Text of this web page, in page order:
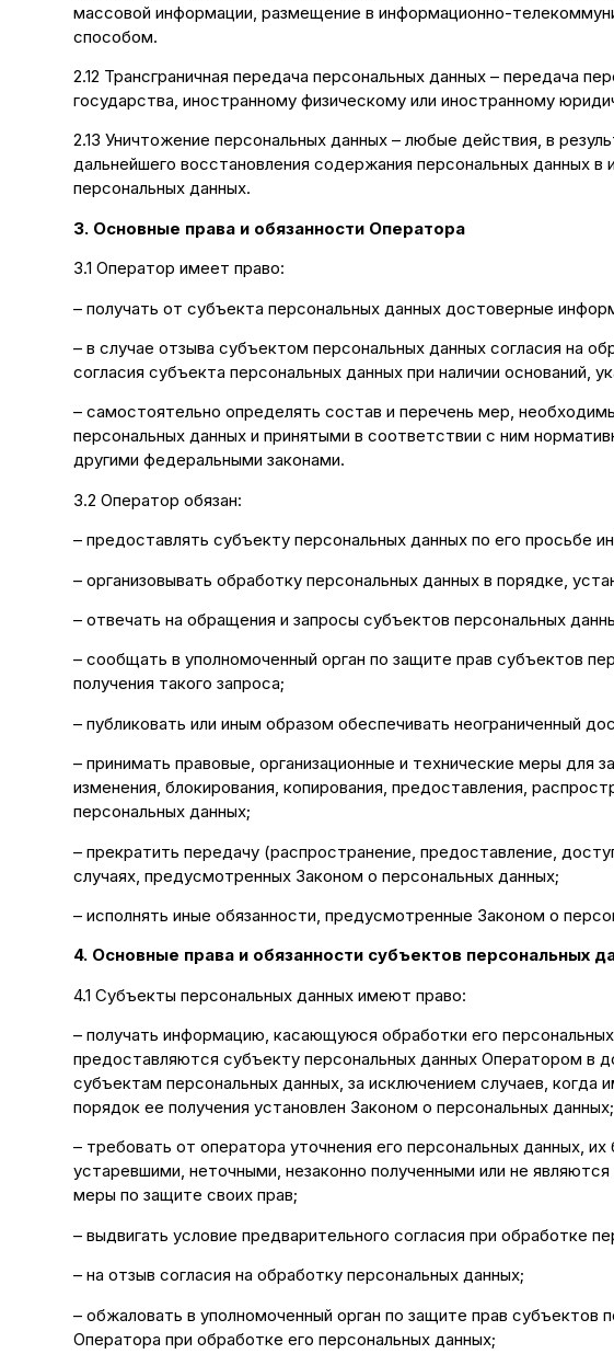
массовой информации, размещение в информационно-
способом.
2.12 Трансграничная передача персональных данных – передача
государства, иностранному физическому или иностранному
2.13 Уничтожение персональных данных – любые действия, в
дальнейшего восстановления содержания персональных данных
персональных данных.
3. Основные права и обязанности Оператора
3.1 Оператор имеет право:
– получать от субъекта персональных данных достоверные
– в случае отзыва субъектом персональных данных согласия на
согласия субъекта персональных данных при наличии оснований,
– самостоятельно определять состав и перечень мер,
персональных данных и принятыми в соответствии с ним
другими федеральными законами.
3.2 Оператор обязан:
– предоставлять субъекту персональных данных по его
– организовывать обработку персональных данных в порядке,
– отвечать на обращения и запросы субъектов персональных
– сообщать в уполномоченный орган по защите прав субъектов
получения такого запроса;
– публиковать или иным образом обеспечивать неограниченный
– принимать правовые, организационные и технические меры для
изменения, блокирования, копирования, предоставления,
персональных данных;
– прекратить передачу (распространение, предоставление,
случаях, предусмотренных Законом о персональных данных;
– исполнять иные обязанности, предусмотренные Законом о
4. Основные права и обязанности субъектов персональных
4.1 Субъекты персональных данных имеют право:
– получать информацию, касающуюся обработки его
предоставляются субъекту персональных данных Оператором в
субъектам персональных данных, за исключением случаев,
порядок ее получения установлен Законом о персональных данных;
– требовать от оператора уточнения его персональных данных,
устаревшими, неточными, незаконно полученными или не
меры по защите своих прав;
– выдвигать условие предварительного согласия при обработке
– на отзыв согласия на обработку персональных данных;
– обжаловать в уполномоченный орган по защите прав
Оператора при обработке его персональных данных;